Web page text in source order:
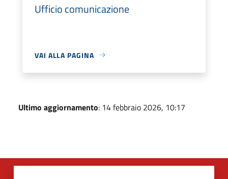
Ufficio comunicazione
VAI ALLA PAGINA
Ultimo aggiornamento: 14 febbraio 2026, 10:17